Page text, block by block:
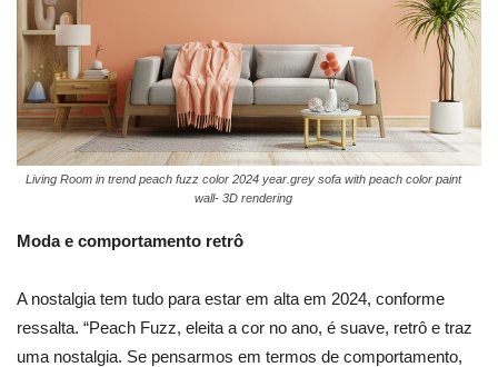
Living Room in trend peach fuzz color 2024 year.grey sofa with peach color paint
wall- 3D rendering
Moda e comportamento retrô
A nostalgia tem tudo para estar em alta em 2024, conforme
ressalta. “Peach Fuzz, eleita a cor no ano, é suave, retrô e traz
uma nostalgia. Se pensarmos em termos de comportamento,